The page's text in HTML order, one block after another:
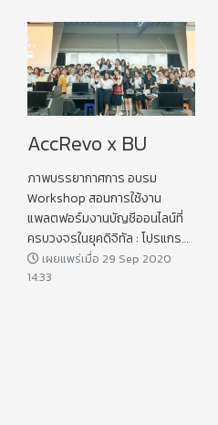
AccRevo x BU
ภาพบรรยากาศการ อบรม
Workshop สอนการใช้งาน
แพลตฟอร์มงานบัญชีออนไลน์ที่
ครบวงจรในยุคดิจิทัล : โปรแกรม
Accrevo ในวันที่ 25 กันยายน
2563 ณ มหาวิทยาลัย กรุงเทพ
เผยแพร่เมื่อ 29 Sep 2020
14:33